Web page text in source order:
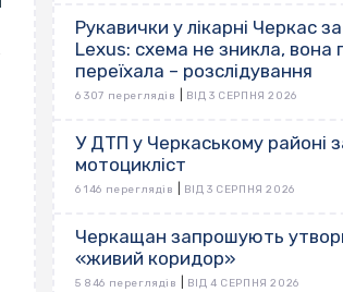
Рукавички у лікарні Черкас
Lexus: схема не зникла, вона
переїхала – розслідування
6 307 переглядів ВІД 3 СЕРПНЯ 2026
У ДТП у Черкаському районі
мотоцикліст
6 146 переглядів ВІД 3 СЕРПНЯ 2026
Черкащан запрошують
«живий коридор»
5 846 переглядів ВІД 4 СЕРПНЯ 2026